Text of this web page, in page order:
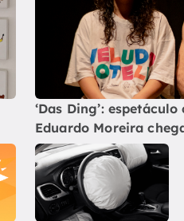
‘Das Ding’:
Eduardo Moreira